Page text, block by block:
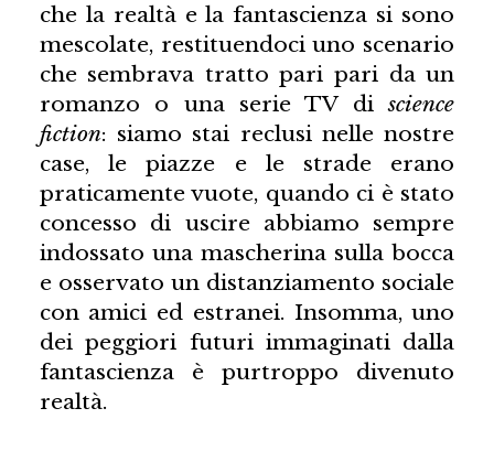
che la realtà e la fantascienza si sono
mescolate, restituendoci uno scenario
che sembrava tratto pari pari da un
romanzo o una serie TV discience
fiction: siamo stai reclusi nelle nostre
case, le piazze e le strade erano
praticamente vuote, quando ci è stato
concesso di uscire abbiamo sempre
indossato una mascherina sulla bocca
e osservato un distanziamento sociale
con amici ed estranei. Insomma, uno
dei peggiori futuri immaginati dalla
fantascienza è purtroppo divenuto
realtà.